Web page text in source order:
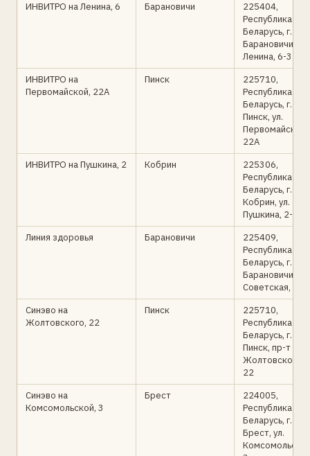
ИНВИТРО на Ленина, 6
Барановичи
225404,
Республика
Беларусь, г.
Барановичи, ул.
Ленина, 6-3
ИНВИТРО на
Первомайской, 22А
Пинск
225710,
Республика
Беларусь, г.
Пинск, ул.
Первомайская,
22А
ИНВИТРО на Пушкина, 2
Кобрин
225306,
Республика
Беларусь, г.
Кобрин, ул.
Пушкина, 2-2
Линия здоровья
Барановичи
225409,
Республика
Беларусь, г.
Барановичи, ул.
Советская, 55
Синэво на
Жолтовского, 22
Пинск
225710,
Республика
Беларусь, г.
Пинск, пр-т
Жолтовского,
22
Синэво на
Комсомольской, 3
Брест
224005,
Республика
Беларусь, г.
Брест, ул.